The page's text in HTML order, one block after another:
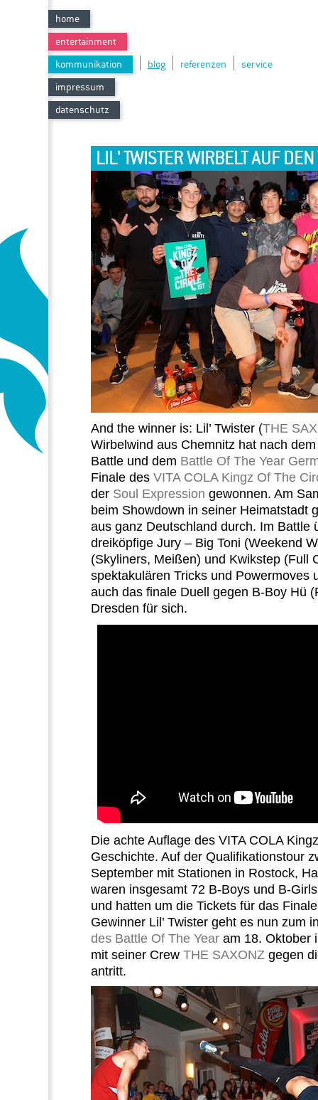
home
entertainment
kommunikation
blog referenzen
service
impressum
datenschutz
LIL' TWISTER WIRBELT AUF
And the winner is: Lil’ Twister (THE
Wirbelwind aus Chemnitz hat nach
Battle und dem Battle Of The Year
Finale des VITA COLA Kingz Of The
der Soul Expression gewonnen. Am
beim Showdown in seiner Heimatstadt
aus ganz Deutschland durch. Im Battle
dreiköpfige Jury – Big Toni (Weekend
(Skyliners, Meißen) und Kwikstep (Full
spektakulären Tricks und Powermoves
auch das finale Duell gegen B-Boy Hü
Dresden für sich.
Die achte Auflage des VITA COLA
Geschichte. Auf der Qualifikationstour
September mit Stationen in Rostock,
waren insgesamt 72 B-Boys und B-
und hatten um die Tickets für das
Gewinner Lil’ Twister geht es nun zum
des Battle Of The Yearam 18. Oktober
mit seiner Crew THE SAXONZ gegen
antritt.